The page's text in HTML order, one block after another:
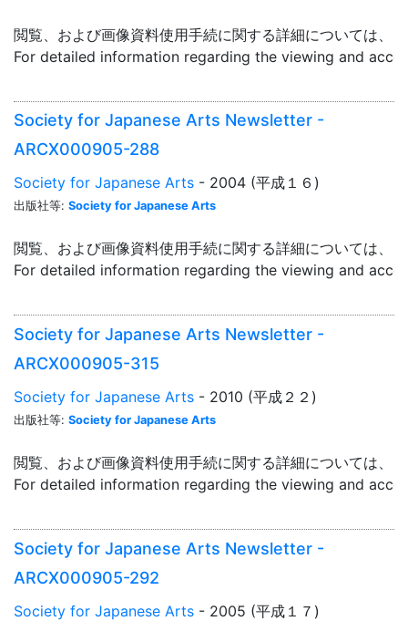
閲覧、および画像資料使用手続に関する詳細については、「
For detailed information regarding the viewing and
Society for Japanese Arts Newsletter -
ARCX000905-288
Society for Japanese Arts - 2004 (平成１６)
出版社等: Society for Japanese Arts
閲覧、および画像資料使用手続に関する詳細については、「
For detailed information regarding the viewing and
Society for Japanese Arts Newsletter -
ARCX000905-315
Society for Japanese Arts - 2010 (平成２２)
出版社等: Society for Japanese Arts
閲覧、および画像資料使用手続に関する詳細については、「
For detailed information regarding the viewing and
Society for Japanese Arts Newsletter -
ARCX000905-292
Society for Japanese Arts - 2005 (平成１７)